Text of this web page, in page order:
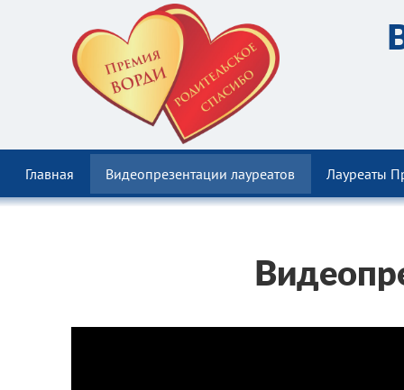
Главная Видеопрезентации лауреатов Лауреаты